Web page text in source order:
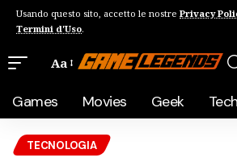
Usando questo sito, accetto le nostre Privacy
Termini d'Uso.
Aa
Games Movies Geek Tech
TECNOLOGIA